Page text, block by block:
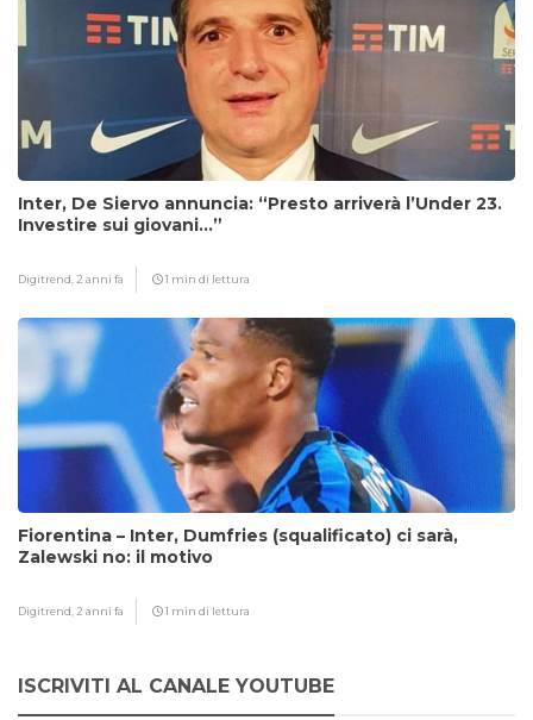
Inter, De Siervo annuncia: “Presto arriverà l’Under 23.
Investire sui giovani…”
Digitrend, 2 anni fa 1 min di lettura
Fiorentina – Inter, Dumfries (squalificato) ci sarà,
Zalewski no: il motivo
Digitrend, 2 anni fa 1 min di lettura
ISCRIVITI AL CANALE YOUTUBE